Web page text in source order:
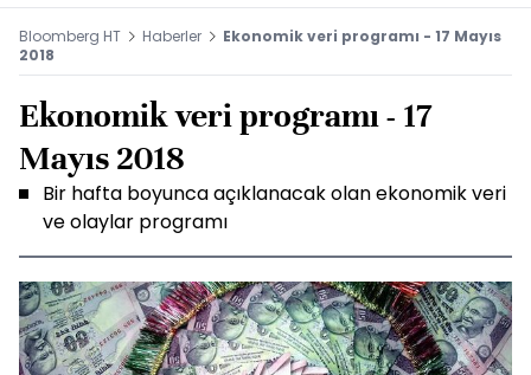
Bloomberg HT Haberler
Ekonomik veri programı - 17 Mayıs
2018
Ekonomik veri programı - 17
Mayıs 2018
Bir hafta boyunca açıklanacak olan ekonomik veri
ve olaylar programı